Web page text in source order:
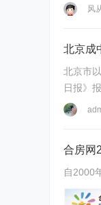
风
北京成
北京市
合房网
自2000